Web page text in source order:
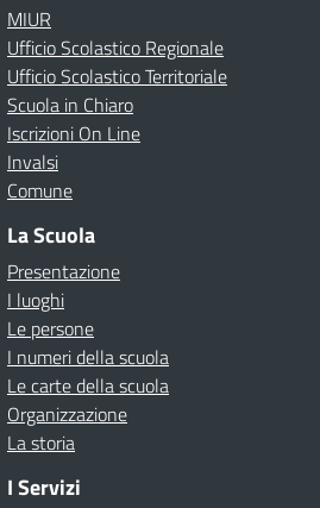
MIUR
Ufficio Scolastico Regionale
Ufficio Scolastico Territoriale
Scuola in Chiaro
Iscrizioni On Line
Invalsi
Comune
La Scuola
Presentazione
I luoghi
Le persone
I numeri della scuola
Le carte della scuola
Organizzazione
La storia
I Servizi